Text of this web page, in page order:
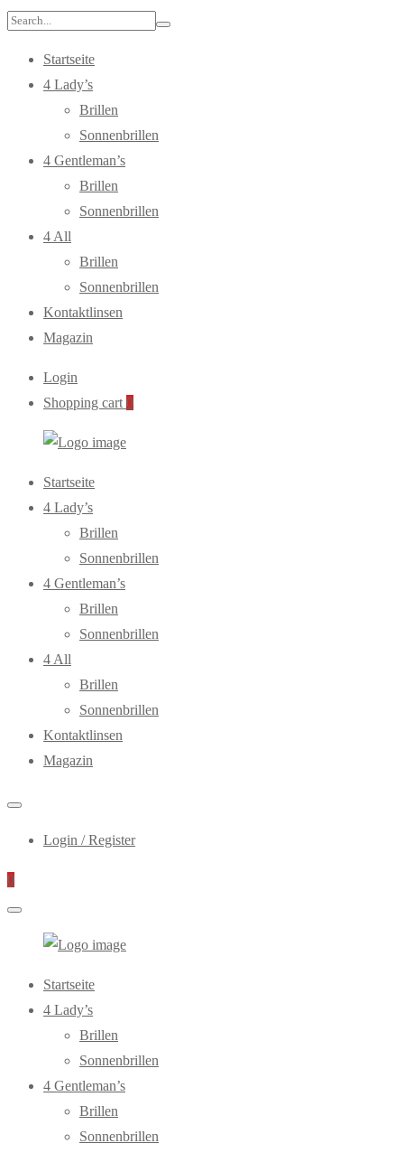
Search
Startseite
4 Lady’s
Brillen
Sonnenbrillen
4 Gentleman’s
Brillen
Sonnenbrillen
4 All
Brillen
Sonnenbrillen
Kontaktlinsen
Magazin
Login
Shopping cart 0
Primary
Menu
Startseite
4 Lady’s
Brillen
Sonnenbrillen
4 Gentleman’s
Brillen
Sonnenbrillen
4 All
Brillen
Sonnenbrillen
Kontaktlinsen
Magazin
Login / Register
0
Primary
Menu
Startseite
4 Lady’s
Brillen
Sonnenbrillen
4 Gentleman’s
Brillen
Sonnenbrillen